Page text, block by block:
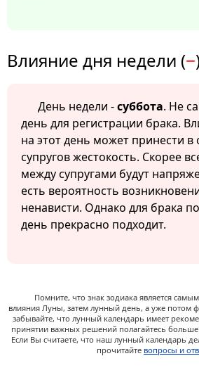
Влияние дня недели (−
День недели -суббота. Не
день для регистрации брака.
на этот день может принести
супругов жестокость. Скорее
между супругами будут
есть вероятность
ненависти. Однако для брака
день прекрасно подходит.
Помните, что знак зодиака является
влияния Луны, затем лунный день, а уже потом
забывайте, что лунный календарь имеет
принятии важных решений полагайтесь больше
Если Вы считаете, что наш лунный календарь
прочитайте вопросы и